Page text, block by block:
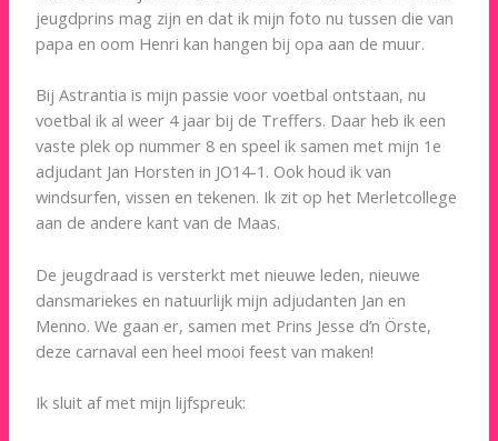
jeugdprins mag zijn en dat ik mijn foto nu tussen die van
papa en oom Henri kan hangen bij opa aan de muur.
Bij Astrantia is mijn passie voor voetbal ontstaan, nu
voetbal ik al weer 4 jaar bij de Treffers. Daar heb ik een
vaste plek op nummer 8 en speel ik samen met mijn 1e
adjudant Jan Horsten in JO14-1. Ook houd ik van
windsurfen, vissen en tekenen. Ik zit op het Merletcollege
aan de andere kant van de Maas.
De jeugdraad is versterkt met nieuwe leden, nieuwe
dansmariekes en natuurlijk mijn adjudanten Jan en
Menno. We gaan er, samen met Prins Jesse d’n Örste,
deze carnaval een heel mooi feest van maken!
Ik sluit af met mijn lijfspreuk: